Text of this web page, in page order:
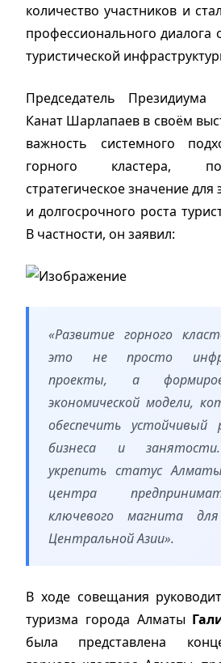
количество участников и
профессионального
туристической
Председатель
Канат Шарлапаев в своём
важность системного
горного кластера,
стратегическое значение
и долгосрочного роста
В частности, он заявил:
«Развитие горного
это не просто
проекты, а
экономической модели,
обеспечить устойчивый
бизнеса и
укрепить статус
центра
ключевого магнита
Центральной Азии».
В ходе совещания
туризма города Алматы
была представлена